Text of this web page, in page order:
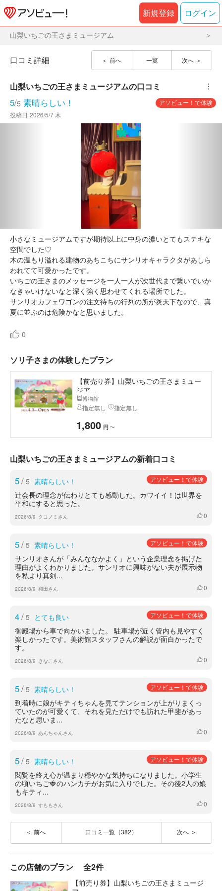
新規登録 ログイン
山梨いちごの王さまミュージアム
前へ 一覧 次へ
口コミ詳細
山梨いちごの王さまミュージアムの口コミ ︙
5/5 素晴らしい！
アソビュー！で体験
投稿日 2026/5/7 木
小さなミュージアムですが期待以上に中身の濃いとてもステキな
空間でした♡
木の温もり溢れる建物のあちこちにサンリオキャラクタがあしら
われてて可愛かったです。
いちごの王さまのメッセージを一人一人が次世代まで繋いでいか
なきゃいけないなと深く強く思わせてくれる場所でした。
サンリオカフェワゴンの注文待ちの行列の所が炎天下なので、真
夏に並ぶのは危険かなと思いました。
0
ソリ子さまの体験したプラン
【前売り券】山梨いちごの王さまミュー
ジア...
博物館
指定無し 指定無し
1,800 円 〜
山梨いちごの王さまミュージアムの新着口コミ
5/ 5 素晴らしい！ アソビュー！で体験
辻会長の理念が伝わりとても感動した。カワイイ！は世界を
平和にすると思った。
2026/8/9 クコノミさん いいね
0
5/ 5 素晴らしい！ アソビュー！で体験
サンリオさんが「みんななかよく」という企業理念を掲げた
理由がよくわかりました。サンリオに興味がない夫が展示物
を私より真剣...
2026/8/9 和田さん いいね
0
4/ 5 とても良い アソビュー！で体験
御殿場から車で向かいました。 駐車場が近く管内も見やすく
楽しかったです。美術館スタッフさんの解説が面白かったで
す。
2026/8/9 きなこさん いいね
0
5/ 5 素晴らしい！ アソビュー！で体験
到着時に娘がキティちゃんを見てテンションが上がりまくっ
ていたのが可愛くて、それを見ただけでも訪れた甲斐があっ
たなと思いま...
2026/8/9 あんちゃんさん いいね
0
5/ 5 素晴らしい！ アソビュー！で体験
閲覧を終え心が温まり穏やかな気持ちになりました。小学生
の頃いちご🍓のハンカチがお気に入りでした。その後2人の娘
もキティ...
2026/8/9 すももさん いいね
0
前へ 口コミ一覧（382） 次へ
この店舗のプラン 全2件
【前売り券】山梨いちごの王さまミュージ